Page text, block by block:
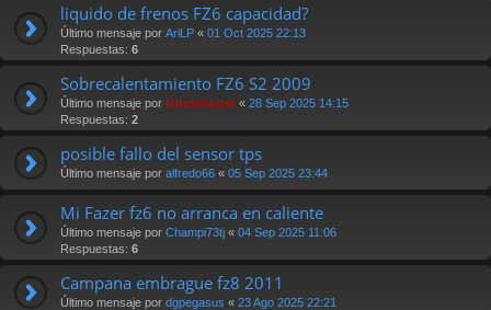
liquido de frenos FZ6 capacidad?
Último mensaje por AriLP « 01 Oct 2025 22:13
Respuestas: 6
Sobrecalentamiento FZ6 S2 2009
Último mensaje por Güesmaster « 28 Sep 2025 14:15
Respuestas: 2
posible fallo del sensor tps
Último mensaje por alfredo66 « 05 Sep 2025 23:44
Mi Fazer fz6 no arranca en caliente
Último mensaje por Champi73tj « 04 Sep 2025 11:06
Respuestas: 6
Campana embrague fz8 2011
Último mensaje por dgpegasus « 23 Ago 2025 22:21